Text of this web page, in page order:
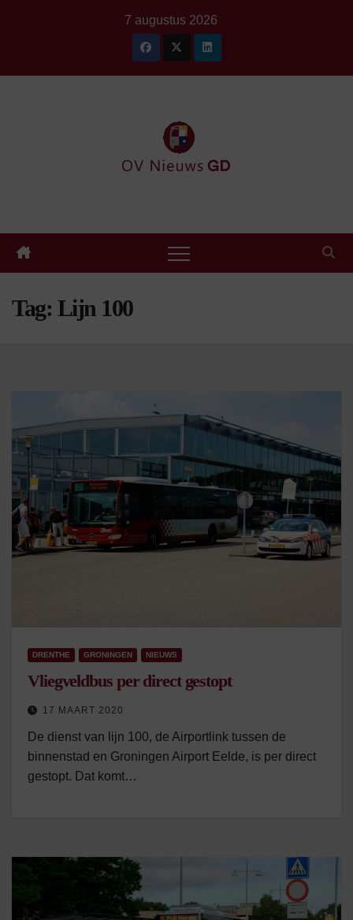
7 augustus 2026
Tag: Lijn 100
DRENTHE GRONINGEN NIEUWS
Vliegveldbus per direct gestopt
17 MAART 2020
De dienst van lijn 100, de Airportlink tussen de
binnenstad en Groningen Airport Eelde, is per direct
gestopt. Dat komt…